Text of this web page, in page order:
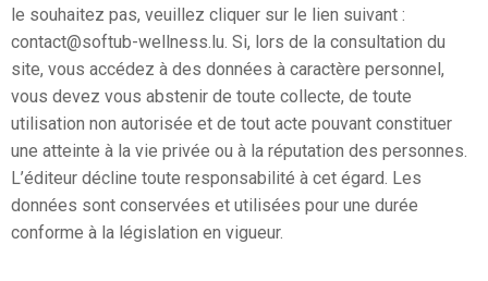
le souhaitez pas, veuillez cliquer sur le lien suivant :
contact@softub-wellness.lu. Si, lors de la consultation du
site, vous accédez à des données à caractère personnel,
vous devez vous abstenir de toute collecte, de toute
utilisation non autorisée et de tout acte pouvant constituer
une atteinte à la vie privée ou à la réputation des personnes.
L’éditeur décline toute responsabilité à cet égard. Les
données sont conservées et utilisées pour une durée
conforme à la législation en vigueur.